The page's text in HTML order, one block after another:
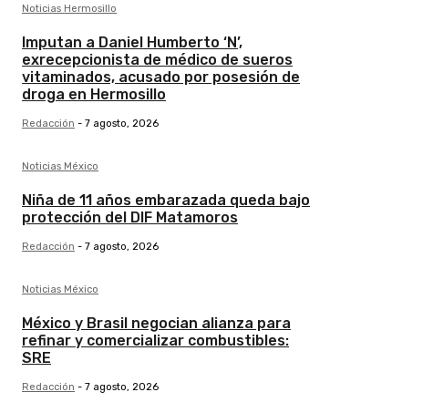
Noticias Hermosillo
Imputan a Daniel Humberto ‘N’,
exrecepcionista de médico de sueros
vitaminados, acusado por posesión de
droga en Hermosillo
Redacción - 7 agosto, 2026
Noticias México
Niña de 11 años embarazada queda bajo
protección del DIF Matamoros
Redacción - 7 agosto, 2026
Noticias México
México y Brasil negocian alianza para
refinar y comercializar combustibles:
SRE
Redacción - 7 agosto, 2026